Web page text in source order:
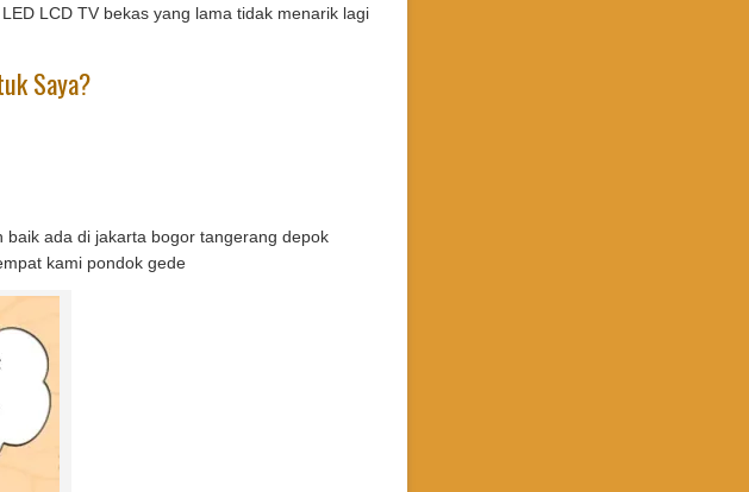
LCD TV bekas yang lama tidak menarik lagi
Saya?
ada di jakarta bogor tangerang depok
kami pondok gede